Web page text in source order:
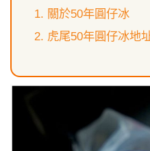
關於50年圓仔冰
虎尾50年圓仔冰地